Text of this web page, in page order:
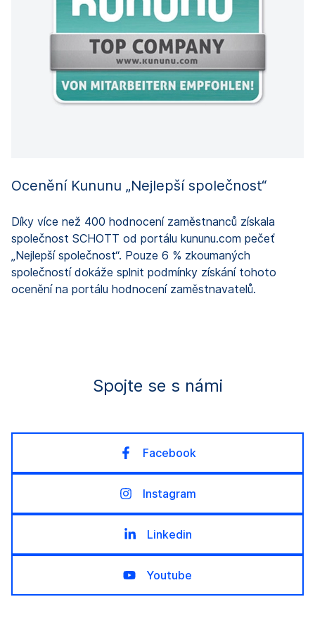
Ocenění Kununu „Nejlepší společnost“
Díky více než 400 hodnocení zaměstnanců získala
společnost SCHOTT od portálu kununu.com pečeť
„Nejlepší společnost“. Pouze 6 % zkoumaných
společností dokáže splnit podmínky získání tohoto
ocenění na portálu hodnocení zaměstnavatelů.
Spojte se s námi
Facebook
Instagram
Linkedin
Youtube